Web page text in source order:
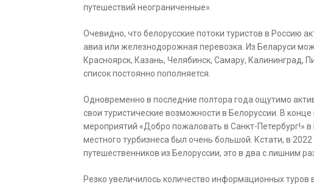
путешествий неограниченные».
Очевидно, что белорусские потоки туристов в Россию
авиа или железнодорожная перевозка. Из Беларуси
Красноярск, Казань, Челябинск, Самару, Калининград,
список постоянно пополняется.
Одновременно в последние полтора года ощутимо
свои туристические возможности в Белоруссии. В
мероприятий «Добро пожаловать в Санкт-Петербург!»
местного турбизнеса был очень большой. Кстати, в 2022
путешественников из Белоруссии, это в два с лишним
Резко увеличилось количество информационных